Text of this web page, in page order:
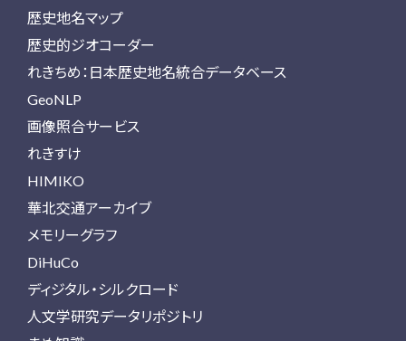
歴史地名マップ
歴史的ジオコーダー
れきちめ：日本歴史地名統合データベース
GeoNLP
画像照合サービス
れきすけ
HIMIKO
華北交通アーカイブ
メモリーグラフ
DiHuCo
ディジタル・シルクロード
人文学研究データリポジトリ